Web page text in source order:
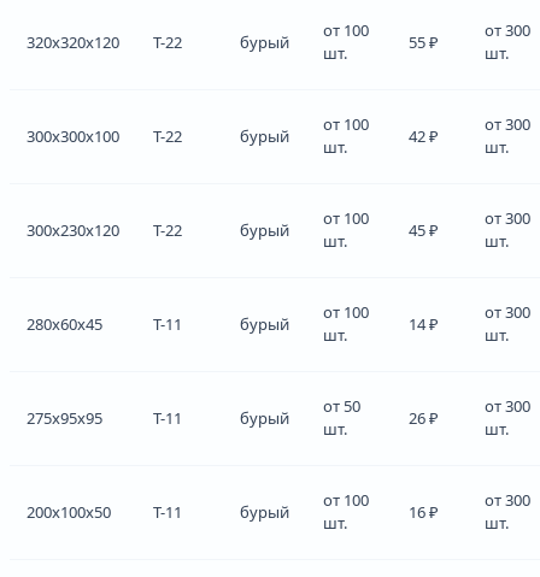
320x320x120 Т-22 бурый
от 100
шт.
55 ₽
от 300
шт.
300x300x100 Т-22 бурый
от 100
шт.
42 ₽
от 300
шт.
300x230x120 Т-22 бурый
от 100
шт.
45 ₽
от 300
шт.
280x60x45 Т-11 бурый
от 100
шт.
14 ₽
от 300
шт.
275x95x95 Т-11 бурый
от 50
шт.
26 ₽
от 300
шт.
200x100x50 Т-11 бурый
от 100
шт.
16 ₽
от 300
шт.